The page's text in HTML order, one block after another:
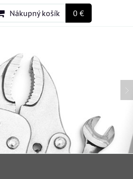
Nákupný košík 0 €